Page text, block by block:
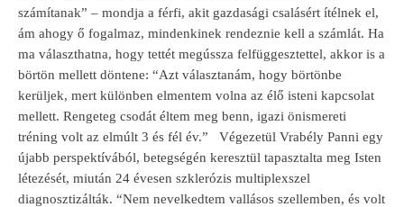
számítanak” – mondja a férfi, akit gazdasági csalásért ítélnek el,
ám ahogy ő fogalmaz, mindenkinek rendeznie kell a számlát. Ha
ma választhatna, hogy tettét megússza felfüggesztettel, akkor is a
börtön mellett döntene: “Azt választanám, hogy börtönbe
kerüljek, mert különben elmentem volna az élő isteni kapcsolat
mellett. Rengeteg csodát éltem meg benn, igazi önismereti
tréning volt az elmúlt 3 és fél év.”
Végezetül Vrabély Panni egy
újabb perspektívából, betegségén keresztül tapasztalta meg Isten
létezését, miután 24 évesen szklerózis multiplexszel
diagnosztizálták. “Nem nevelkedtem vallásos szellemben, és volt